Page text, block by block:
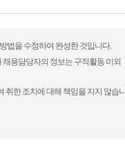
법을 수정하여 완성한 것입니다.
용담당자의 정보는 구직활동 이외
취한 조치에 대해 책임을 지지 않습니